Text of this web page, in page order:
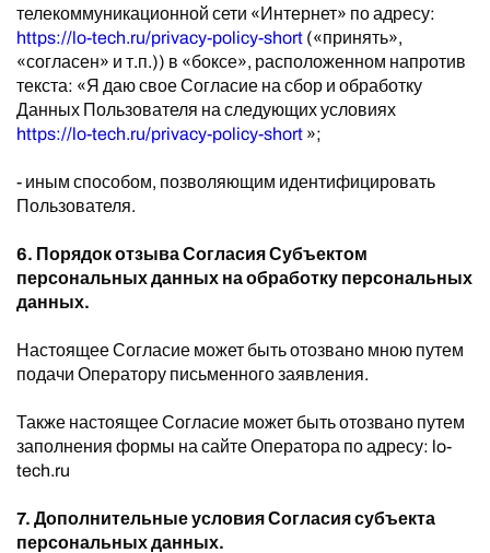
телекоммуникационной сети «Интернет» по адресу:
https://lo-tech.ru/privacy-policy-short («принять»,
«согласен» и т.п.)) в «боксе», расположенном напротив
текста: «Я даю свое Согласие на сбор и обработку
Данных Пользователя на следующих условиях
https://lo-tech.ru/privacy-policy-short »;
- иным способом, позволяющим идентифицировать
Пользователя.
6. Порядок отзыва Согласия Субъектом
персональных данных на обработку персональных
данных.
Настоящее Согласие может быть отозвано мною путем
подачи Оператору письменного заявления.
Также настоящее Согласие может быть отозвано путем
заполнения формы на сайте Оператора по адресу: lo-
tech.ru
7. Дополнительные условия Согласия субъекта
персональных данных.